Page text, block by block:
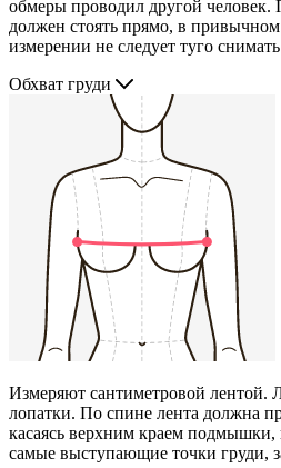
обмеры проводил другой человек.
должен стоять прямо, в
измерении не следует туго
Обхват груди
Измеряют сантиметровой лентой.
лопатки. По спине лента должна
касаясь верхним краем подмышки,
самые выступающие точки груди,